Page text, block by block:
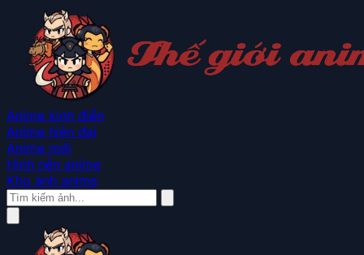
Anime kinh điển
Anime hiện đại
Anime mới
Hình nền anime
Kho ảnh anime